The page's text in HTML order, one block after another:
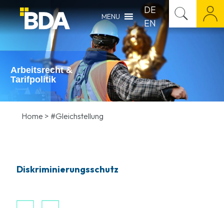
MENU
DE
EN
Arbeitsrecht &
Tarifpolitik
Home > #Gleichstellung
Diskriminierungsschutz